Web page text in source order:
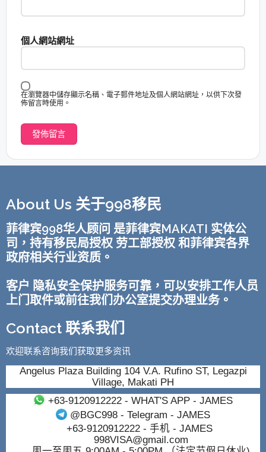
個人網站網址
在瀏覽器中儲存顯示名稱、電子郵件地址及個人網站網址，以供下次發
佈留言時使用。
About Us 关于998移民
菲律宾998华人顾问 是菲律宾MAKATI 实体公
司，持有移民局授权 劳工部授权 和菲律宾各界
政府相关行业资质。
客户 隐私安全保护服务可靠，可以安排工作人员
上门取件或前往我们办公室提交办理业务。
Contact 联系我们
欢迎联系咨询我们获取更多资讯
Angelus Plaza Building 104 V.A. Rufino ST, Legazpi
Village, Makati PH
+63-9120912222- WHAT'S APP - JAMES
@BGC998 - Telegram - JAMES
+63-9120912222- 手机 - JAMES
998VISA@gmail.com